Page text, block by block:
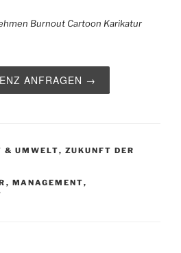
ANFRAGEN →
& UMWELT, ZUKUNFT DER
, MANAGEMENT,